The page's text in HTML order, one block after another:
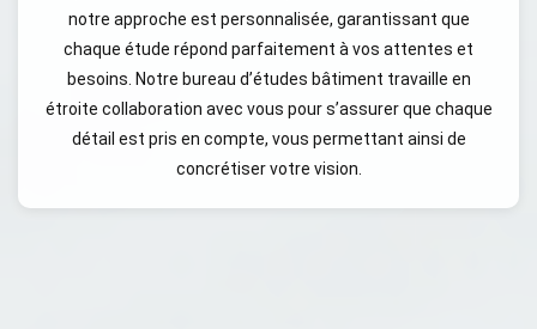
notre approche est personnalisée, garantissant que
chaque étude répond parfaitement à vos attentes et
besoins. Notre bureau d’études bâtiment travaille en
étroite collaboration avec vous pour s’assurer que chaque
détail est pris en compte, vous permettant ainsi de
concrétiser votre vision.